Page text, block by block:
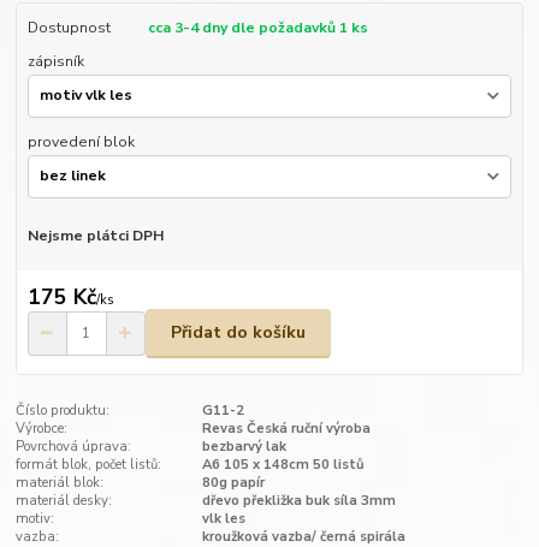
Dostupnost
cca 3-4 dny dle požadavků 1 ks
zápisník
provedení blok
Nejsme plátci DPH
175 Kč/ks
Přidat do košíku
Číslo produktu:
G11-2
Výrobce:
Revas Česká ruční výroba
Povrchová úprava:
bezbarvý lak
formát blok, počet listů:
A6 105 x 148cm 50 listů
materiál blok:
80g papír
materiál desky:
dřevo překližka buk síla 3mm
motiv:
vlk les
vazba:
kroužková vazba/ černá spirála